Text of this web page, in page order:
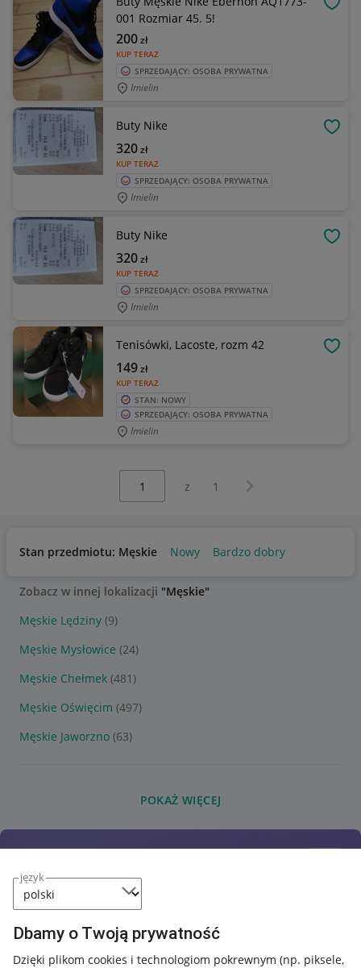
język
Dbamy o Twoją prywatność
Dzięki plikom cookies i technologiom pokrewnym (np. piksele,
001 Rozmiar 45. 5!
KUP TERAZ
200zł
SPRZEDAJĄCY: OSOBA PRYWATNA
Imielin
Buty Nike
KUP TERAZ
320zł
SPRZEDAJĄCY: OSOBA PRYWATNA
Imielin
Buty Nike
KUP TERAZ
320zł
SPRZEDAJĄCY: OSOBA PRYWATNA
Imielin
Tenisówki, Lacoste, rozm 42
KUP TERAZ
149zł
STAN: NOWY
SPRZEDAJĄCY: OSOBA PRYWATNA
Imielin
z 1 Następna strona
Stan przedmiotu: Męskie Nowy Bardzo dobry
Zobacz w innej lokalizacji "Męskie"
Męskie Lędziny (9)
Męskie Mysłowice (24)
Męskie Chełmek (481)
Męskie Oświęcim (497)
Męskie Jaworzno (63)
POKAŻ WIĘCEJ